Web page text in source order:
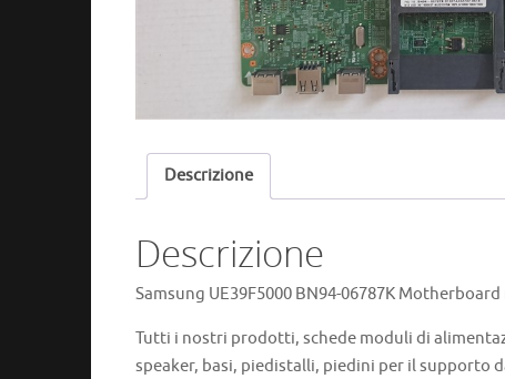
Descrizione
Descrizione
Samsung UE39F5000 BN94-06787K
Tutti i nostri prodotti, schede moduli di
speaker, basi, piedistalli, piedini per il supporto